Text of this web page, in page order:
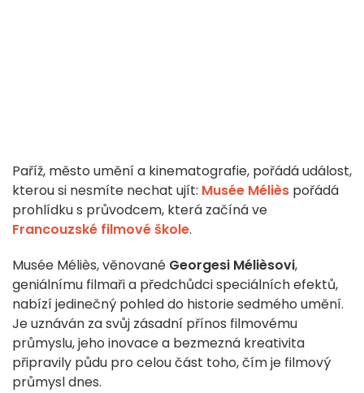
Paříž, město umění a kinematografie, pořádá událost,
kterou si nesmíte nechat ujít: Musée Méliès pořádá
prohlídku s průvodcem, která začíná ve
Francouzské filmové škole.
Musée Méliès, věnované Georgesi Mélièsovi,
geniálnímu filmaři a předchůdci speciálních efektů,
nabízí jedinečný pohled do historie sedmého umění.
Je uznáván za svůj zásadní přínos filmovému
průmyslu, jeho inovace a bezmezná kreativita
připravily půdu pro celou část toho, čím je filmový
průmysl dnes.